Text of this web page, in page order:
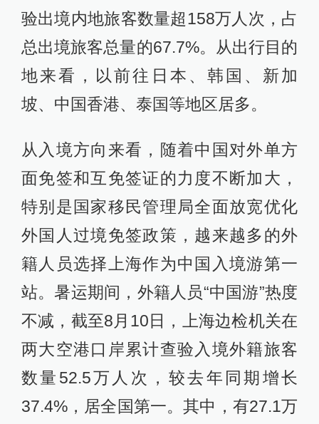
验出境内地旅客数量超158万人次，占
总出境旅客总量的67.7%。从出行目的
地来看，以前往日本、韩国、新加
坡、中国香港、泰国等地区居多。
从入境方向来看，随着中国对外单方
面免签和互免签证的力度不断加大，
特别是国家移民管理局全面放宽优化
外国人过境免签政策，越来越多的外
籍人员选择上海作为中国入境游第一
站。暑运期间，外籍人员“中国游”热度
不减，截至8月10日，上海边检机关在
两大空港口岸累计查验入境外籍旅客
数量52.5万人次，较去年同期增长
37.4%，居全国第一。其中，有27.1万